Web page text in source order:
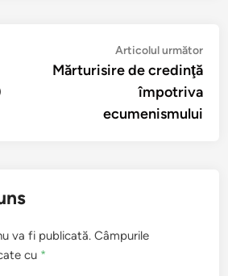
Articolul următor
Mărturisire de credinţă
împotriva
ecumenismului
va fi publicată. Câmpurile
cu *